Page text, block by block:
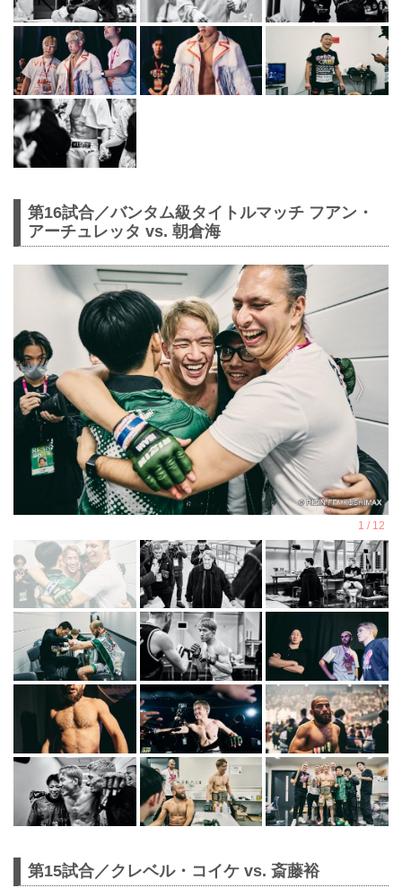
第16試合／バンタム級タイトルマッチ フアン・
アーチュレッタ vs. 朝倉海
第15試合／クレベル・コイケ vs. 斎藤裕